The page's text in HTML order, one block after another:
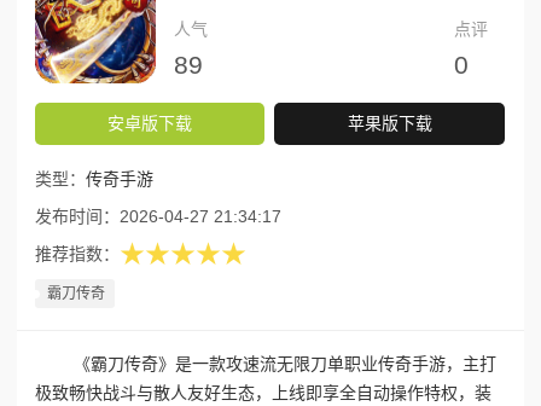
人气
89
点评
0
安卓版下载 苹果版下载
类型： 传奇手游
发布时间： 2026-04-27 21:34:17
推荐指数： ★★★★★
霸刀传奇
《霸刀传奇》是一款攻速流无限刀单职业传奇手游‌，主打
极致畅快战斗与散人友好生态，上线即享全自动操作特权，装